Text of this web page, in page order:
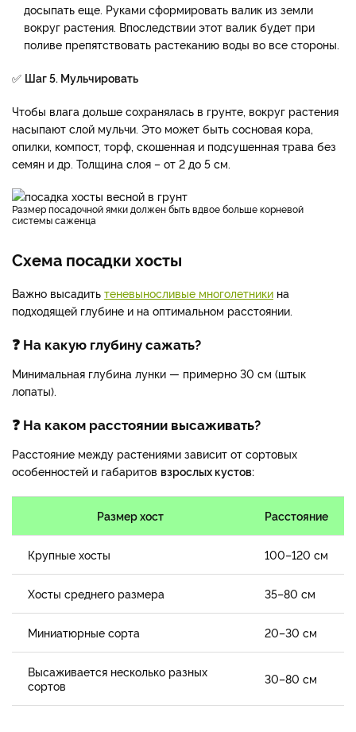
досыпать еще. Руками сформировать валик из земли
вокруг растения. Впоследствии этот валик будет при
поливе препятствовать растеканию воды во все стороны.
✅ Шаг 5. Мульчировать
Чтобы влага дольше сохранялась в грунте, вокруг растения
насыпают слой мульчи. Это может быть сосновая кора,
опилки, компост, торф, скошенная и подсушенная трава без
семян и др. Толщина слоя – от 2 до 5 см.
Размер посадочной ямки должен быть вдвое больше корневой
системы саженца
Схема посадки хосты
Важно высадить теневыносливые многолетники на
подходящей глубине и на оптимальном расстоянии.
❓ На какую глубину сажать?
Минимальная глубина лунки — примерно 30 см (штык
лопаты).
❓ На каком расстоянии высаживать?
Расстояние между растениями зависит от сортовых
особенностей и габаритов взрослых кустов:
Размер хост Расстояние
Крупные хосты 100–120 см
Хосты среднего размера 35–80 см
Миниатюрные сорта 20–30 см
Высаживается несколько разных
сортов
30–80 см